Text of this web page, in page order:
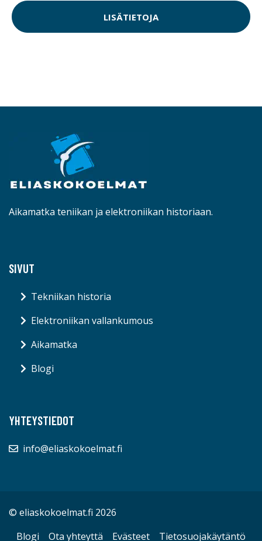
LISÄTIETOJA
Aikamatka teniikan ja elektroniikan historiaan.
SIVUT
Tekniikan historia
Elektroniikan vallankumous
Aikamatka
Blogi
YHTEYSTIEDOT
info@eliaskokoelmat.fi
© eliaskokoelmat.fi 2026
Blogi
Ota yhteyttä Evästeet Tietosuojakäytäntö